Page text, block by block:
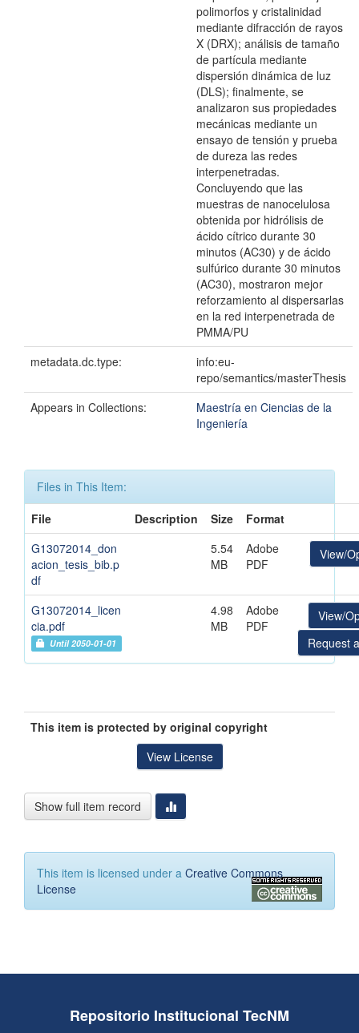
polimorfos y cristalinidad
mediante difracción de rayos
X (DRX); análisis de tamaño
de partícula mediante
dispersión dinámica de luz
(DLS); finalmente, se
analizaron sus propiedades
mecánicas mediante un
ensayo de tensión y prueba
de dureza las redes
interpenetradas.
Concluyendo que las
muestras de nanocelulosa
obtenida por hidrólisis de
ácido cítrico durante 30
minutos (AC30) y de ácido
sulfúrico durante 30 minutos
(AC30), mostraron mejor
reforzamiento al dispersarlas
en la red interpenetrada de
PMMA/PU
metadata.dc.type:
info:eu-
repo/semantics/masterThesis
Appears in Collections:
Maestría en Ciencias de la
Ingeniería
Files in This Item:
File
Description Size
Format
G13072014_don
acion_tesis_bib.p
df
5.54
MB
Adobe
PDF
View/
G13072014_licen
cia.pdf
Until 2050-01-01
4.98
MB
Adobe
PDF
View/
Request
This item is protected by original copyright
View License
Show full item record
This item is licensed under a Creative Commons
License
Repositorio Institucional TecNM